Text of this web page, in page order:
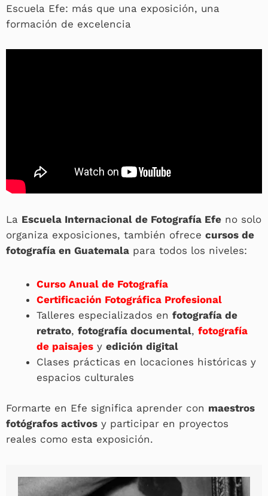
Escuela Efe: más que una exposición, una
formación de excelencia
La Escuela Internacional de Fotografía Efe no solo
organiza exposiciones, también ofrece cursos de
fotografía en Guatemala para todos los niveles:
Curso Anual de Fotografía
Certificación Fotográfica Profesional
Talleres especializados en fotografía de
retrato, fotografía documental, fotografía
de paisajes y edición digital
Clases prácticas en locaciones históricas y
espacios culturales
Formarte en Efe significa aprender con maestros
fotógrafos activos y participar en proyectos
reales como esta exposición.